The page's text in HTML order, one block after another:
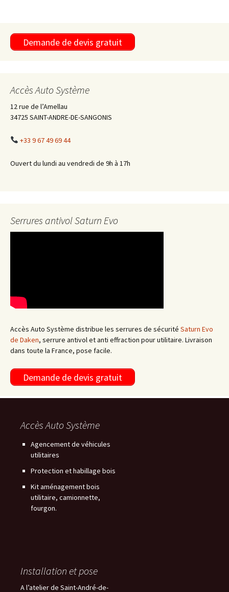
Demande de devis gratuit
Accès Auto Système
12 rue de l’Amellau
34725 SAINT-ANDRE-DE-SANGONIS
+33 9 67 49 69 44
Ouvert du lundi au vendredi de 9h à 17h
Serrures antivol Saturn Evo
Accès Auto Système distribue les serrures de sécurité Saturn Evo
de Daken, serrure antivol et anti effraction pour utilitaire. Livraison
dans toute la France, pose facile.
Demande de devis gratuit
Accès Auto Système
Agencement de véhicules
utilitaires
Protection et habillage bois
Kit aménagement bois
utilitaire, camionnette,
fourgon.
Installation et pose
A l’atelier de Saint-André-de-